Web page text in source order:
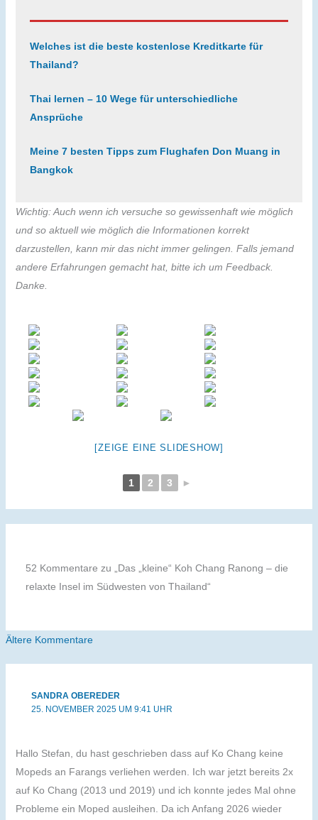
Welches ist die beste kostenlose Kreditkarte für
Thailand?
Thai lernen – 10 Wege für unterschiedliche
Ansprüche
Meine 7 besten Tipps zum Flughafen Don Muang in
Bangkok
Wichtig: Auch wenn ich versuche so gewissenhaft wie möglich
und so aktuell wie möglich die Informationen korrekt
darzustellen, kann mir das nicht immer gelingen. Falls jemand
andere Erfahrungen gemacht hat, bitte ich um Feedback.
Danke.
[ZEIGE EINE SLIDESHOW]
1 2 3 ►
52 Kommentare zu „Das „kleine“ Koh Chang Ranong – die
relaxte Insel im Südwesten von Thailand“
Neuere
Ältere Kommentare
SANDRA OBEREDER
25. NOVEMBER 2025 UM 9:41 UHR
Hallo Stefan, du hast geschrieben dass auf Ko Chang keine
Mopeds an Farangs verliehen werden. Ich war jetzt bereits 2x
auf Ko Chang (2013 und 2019) und ich konnte jedes Mal ohne
Probleme ein Moped ausleihen. Da ich Anfang 2026 wieder